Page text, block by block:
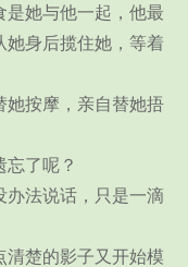
她与他一起，他最
她身后揽住她，等着
按摩，亲自替她捂
了呢？
法说话，只是一滴
楚的影子又开始模